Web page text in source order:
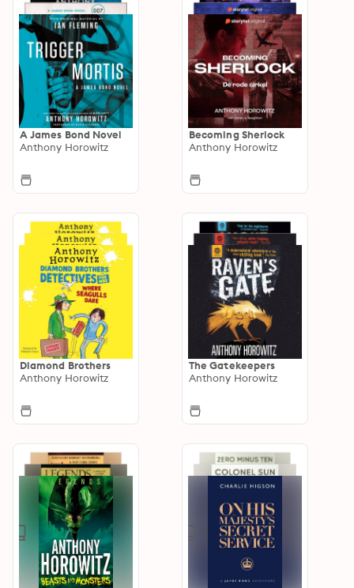
A James Bond Novel
Anthony Horowitz
Becoming Sherlock
Anthony Horowitz
Diamond Brothers
Anthony Horowitz
The Gatekeepers
Anthony Horowitz